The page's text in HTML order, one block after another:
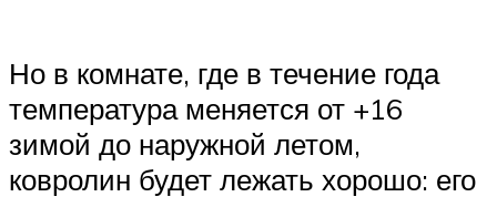
Но в комнате, где в течение года
температура меняется от +16
зимой до наружной летом,
ковролин будет лежать хорошо: его